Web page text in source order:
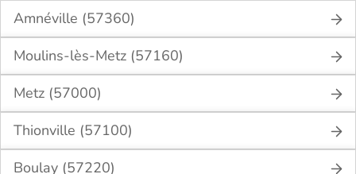
Amnéville (57360)
Moulins-lès-Metz (57160)
Metz (57000)
Thionville (57100)
Boulay (57220)